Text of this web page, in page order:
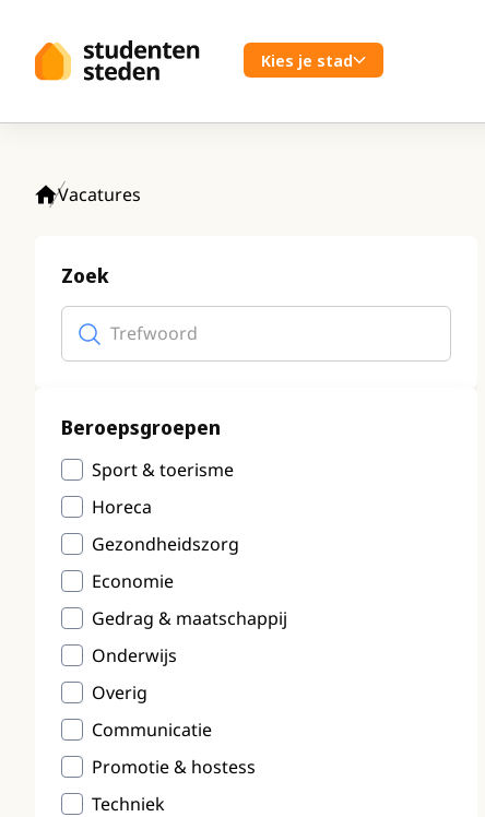
Kies je stad
Vacatures
Zoek
Trefwoord
Beroepsgroepen
Sport & toerisme
Horeca
Gezondheidszorg
Economie
Gedrag & maatschappij
Onderwijs
Overig
Communicatie
Promotie & hostess
Techniek